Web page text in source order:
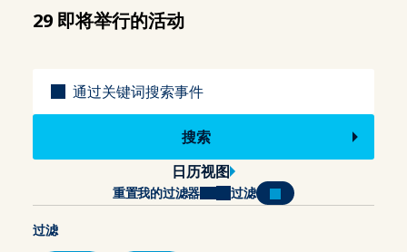
29 即将举行的活动
日历视图
重置我的过滤器 过滤
过滤